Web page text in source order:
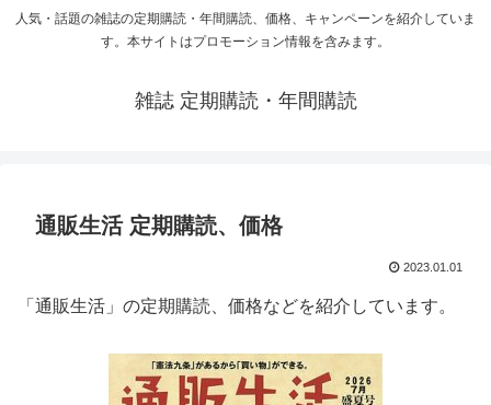
人気・話題の雑誌の定期購読・年間購読、価格、キャンペーンを紹介していま
す。本サイトはプロモーション情報を含みます。
雑誌 定期購読・年間購読
通販生活 定期購読、価格
2023.01.01
「通販生活」の定期購読、価格などを紹介しています。